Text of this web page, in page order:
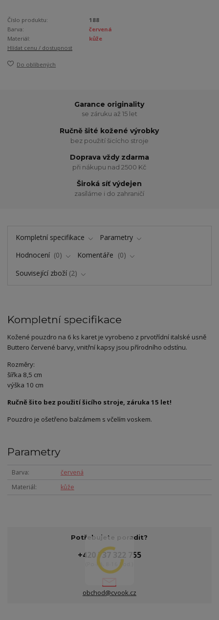
Číslo produktu:
188
Barva:
červená
Materiál:
kůže
Hlídat cenu / dostupnost
Do oblíbených
Garance originality
se záruku až 15 let
Ručně šité kožené výrobky
bez použití šicícho stroje
Doprava vždy zdarma
při nákupu nad 2500 Kč
Široká síť výdejen
zasíláme i do zahraničí
Kompletní specifikace
Parametry
Hodnocení
0 Komentáře
0
Související zboží 2
Kompletní specifikace
Kožené pouzdro na 6 ks karet je vyrobeno z prvotřídní italské usně
Buttero červené barvy, vnitřní kapsy jsou přírodního odstínu.
Rozměry:
šířka 8,5 cm
výška 10 cm
Ručně šito bez použití šicího stroje, záruka 15 let!
Pouzdro je ošetřeno balzámem s včelím voskem.
Parametry
Barva
červená
Materiál
kůže
Potřebujete poradit?
+420 737 322 755
(Po-Pá, 8-16 hod.)
obchod@cvook.cz